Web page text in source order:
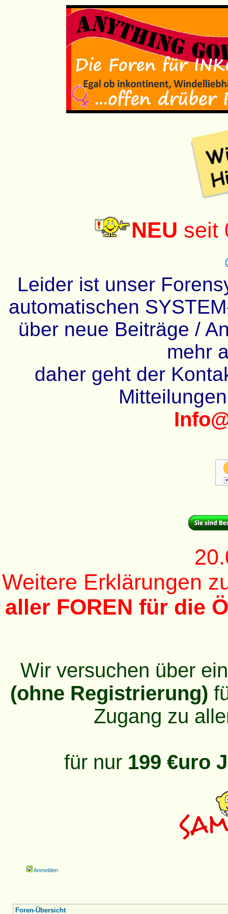
NEU seit
Leider ist unser
automatischen
über neue Beiträge /
mehr
daher geht der
Weitere Erklärungen
aller FOREN für die
Wir versuchen über
(ohne Registrierung)
Zugang zu
für nur 199 €uro
Anmelden
Foren-Übersicht